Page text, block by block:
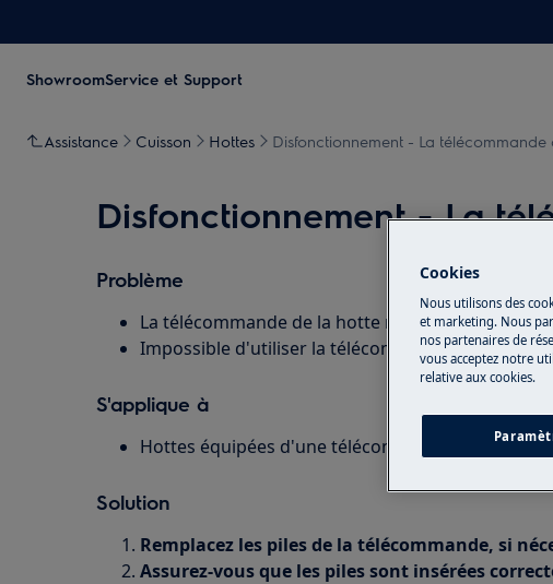
ShowroomService et Support
Assistance Cuisson Hottes Disfonctionnement - La
Disfonctionnement - La
Problème
La télécommande de la hotte ne fonctionne pas.
Impossible d'utiliser la télécommande.
S'applique à
Hottes équipées d'une télécommande
Solution
Remplacez les piles de la télécommande, si
Assurez-vous que les piles sont insérées
Cookies
Nous utilisons des
et marketing. Nous
nos partenaires de
vous acceptez notre
relative aux cookies.